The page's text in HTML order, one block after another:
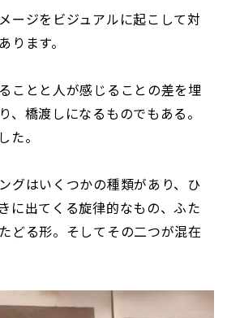
ージをビジュアルに起こして対
ります。
ことと人が感じることの差を埋
、橋渡しになるものでもある。
た。
グはいくつかの種類があり、ひ
に出てくる旋律的なもの、ふた
どる形。そしてその二つが混在